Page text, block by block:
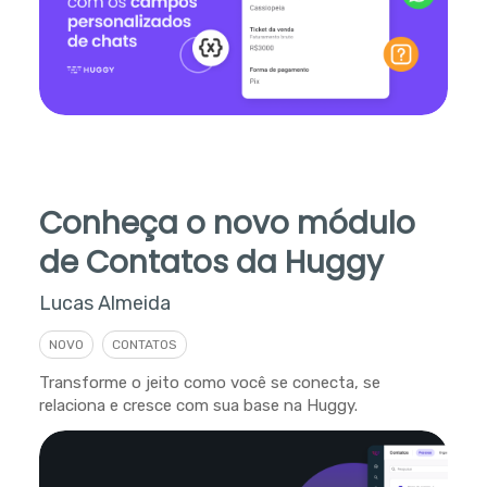
Conheça o novo módulo
de Contatos da Huggy
Lucas Almeida
NOVO CONTATOS
Transforme o jeito como você se conecta, se
relaciona e cresce com sua base na Huggy.